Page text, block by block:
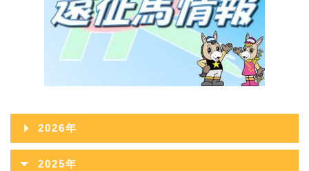
2026年
2026年08月
2025年